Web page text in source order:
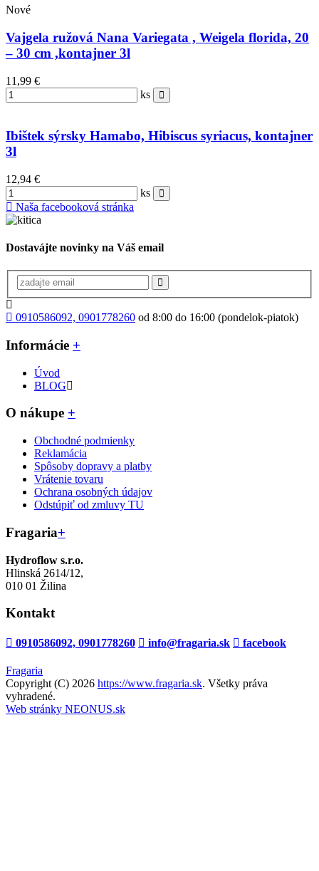
Nové
Vajgela ružová Nana Variegata , Weigela florida, 20
– 30 cm ,kontajner 3l
11,99 €
ks
Ibištek sýrsky Hamabo, Hibiscus syriacus, kontajner
3l
12,94 €
ks
Naša facebooková stránka
Dostavájte novinky na Váš email
0910586092, 0901778260 od 8:00 do 16:00 (pondelok-piatok)
Informácie +
Úvod
BLOG
O nákupe +
Obchodné podmienky
Reklamácia
Spôsoby dopravy a platby
Vrátenie tovaru
Ochrana osobných údajov
Odstúpiť od zmluvy TU
Fragaria+
Hydroflow s.r.o.
Hlinská 2614/12,
010 01 Žilina
Kontakt
0910586092, 0901778260 info@fragaria.sk facebook
Fragaria
Copyright (C) 2026 https://www.fragaria.sk. Všetky práva
vyhradené.
Web stránky NEONUS.sk